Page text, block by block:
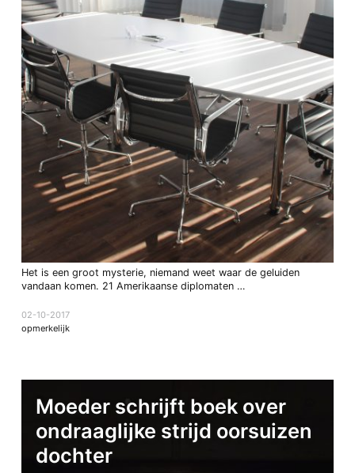
Het is een groot mysterie, niemand weet waar de geluiden
vandaan komen. 21 Amerikaanse diplomaten …
02-10-2017
opmerkelijk
Moeder schrijft boek over
ondraaglijke strijd oorsuizen
dochter